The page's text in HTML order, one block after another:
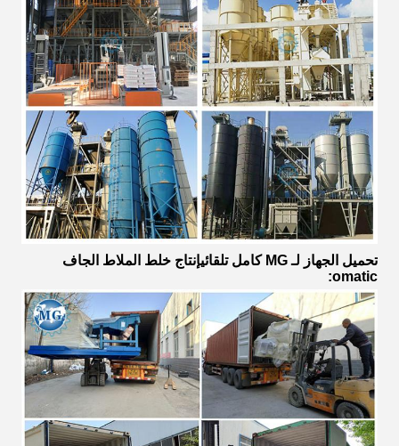
تحميل الجهاز لـMG كامل تلقائيإنتاج خلط الملاط الجاف
omatic: